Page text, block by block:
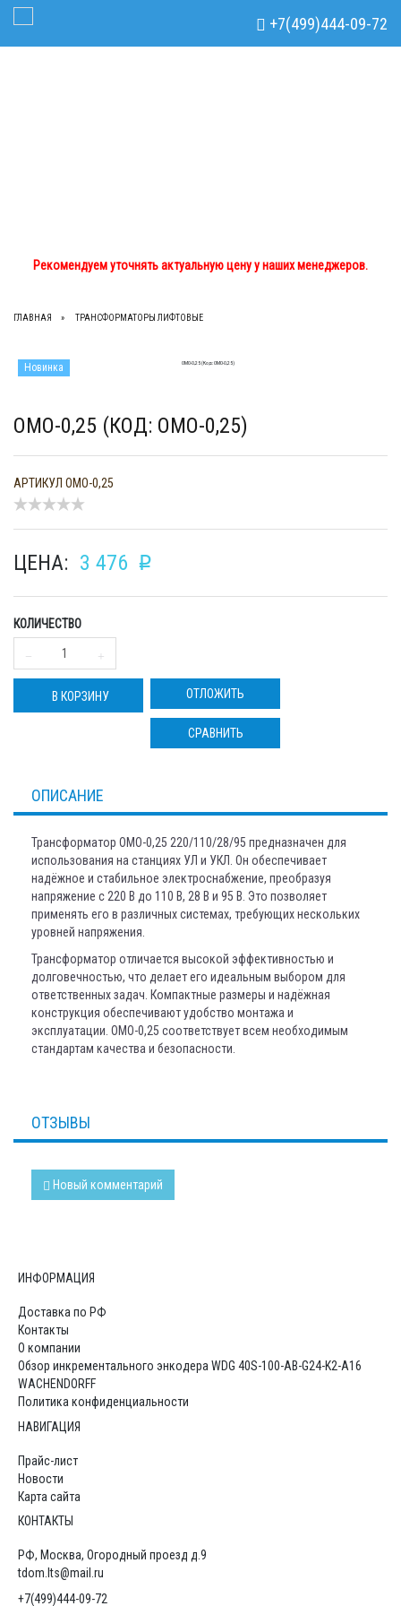
Рекомендуем уточнять актуальную цену у наших менеджеров.
Рекомендуем уточнять актуальную цену у наших менеджеров.
+7(499)444-09-72
Toggle Navigation
ГЛАВНАЯ ТРАНСФОРМАТОРЫ ЛИФТОВЫЕ
Новинка
ОМО-0,25 (КОД: ОМО-0,25)
АРТИКУЛ ОМО-0,25
ЦЕНА: 3 476 p
КОЛИЧЕСТВО
В КОРЗИНУ ОТЛОЖИТЬ
СРАВНИТЬ
ОПИСАНИЕ
Трансформатор ОМО-0,25 220/110/28/95 предназначен для
использования на станциях УЛ и УКЛ. Он обеспечивает
надёжное и стабильное электроснабжение, преобразуя
напряжение с 220 В до 110 В, 28 В и 95 В. Это позволяет
применять его в различных системах, требующих нескольких
уровней напряжения.
Трансформатор отличается высокой эффективностью и
долговечностью, что делает его идеальным выбором для
ответственных задач. Компактные размеры и надёжная
конструкция обеспечивают удобство монтажа и
эксплуатации. ОМО-0,25 соответствует всем необходимым
стандартам качества и безопасности.
ОТЗЫВЫ
Новый комментарий
ИНФОРМАЦИЯ
Доставка по РФ
Контакты
О компании
Обзор инкрементального энкодера WDG 40S-100-AB-G24-K2-A16
WACHENDORFF
Политика конфиденциальности
НАВИГАЦИЯ
Прайс-лист
Новости
Карта сайта
КОНТАКТЫ
РФ, Москва, Огородный проезд д.9
tdom.lts@mail.ru
+7(499)444-09-72